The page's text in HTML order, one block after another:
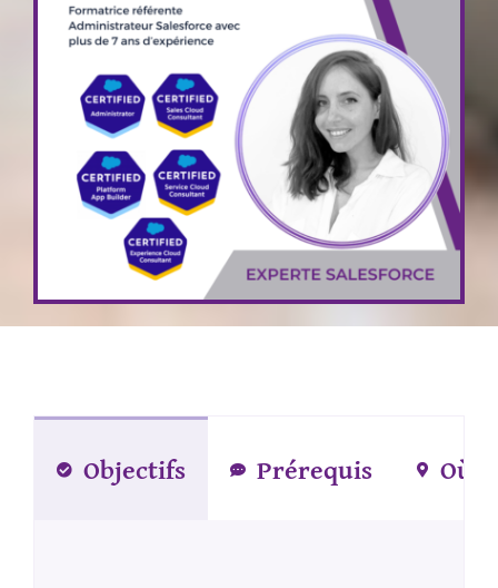
Objectifs Prérequis Où?